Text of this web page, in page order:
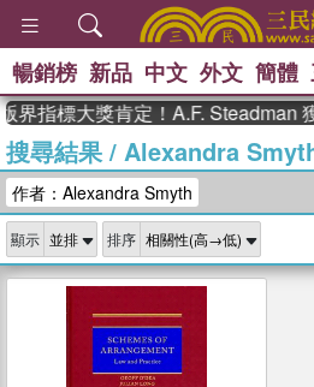
熱搜： 東
、 The
獎 臺灣漫
登輝時代
偉大的迷
暢銷榜 新品 中文 外文 簡體
界指標大獎肯定！A.F. Steadman
搜尋結果/ Alexandra
作者：Alexandra Smyth
顯示 排序